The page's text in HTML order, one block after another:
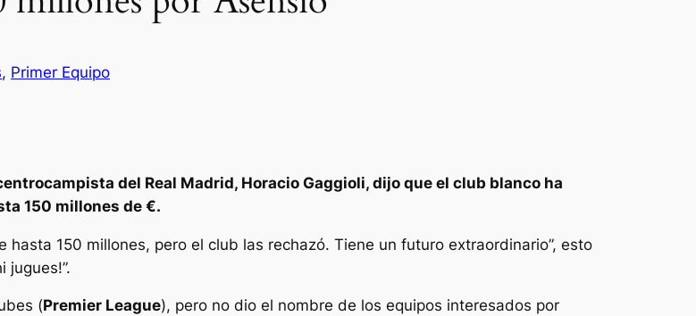
, Primer Equipo
del Real Madrid, Horacio Gaggioli, dijo que el club blanco ha
150 millones de €.
150 millones, pero el club las rechazó. Tiene un futuro extraordinario”, esto
jugues!”.
(Premier League), pero no dio el nombre de los equipos interesados por